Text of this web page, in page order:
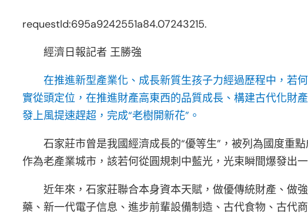
requestId:695a9242551a84.07243215.
經濟日報記者 王勝強
在推進新型產業化、成長新質生孩子力經過歷程中，若
實從頭定位，在推進財產高東西的品質成長、構建古代化財
發上風提速趕超，完成“老樹開新花”。
石家莊市曾是我國經濟成長的“優等生”，被列為國度重
作為老產業城市，該若何從圓規刺中藍光，光束瞬間爆發出
近年來，石家莊聯合本身資本天賦，做優傳統財產、做
藥、新一代電子信息、進步前輩設備制造、古代食物、古代